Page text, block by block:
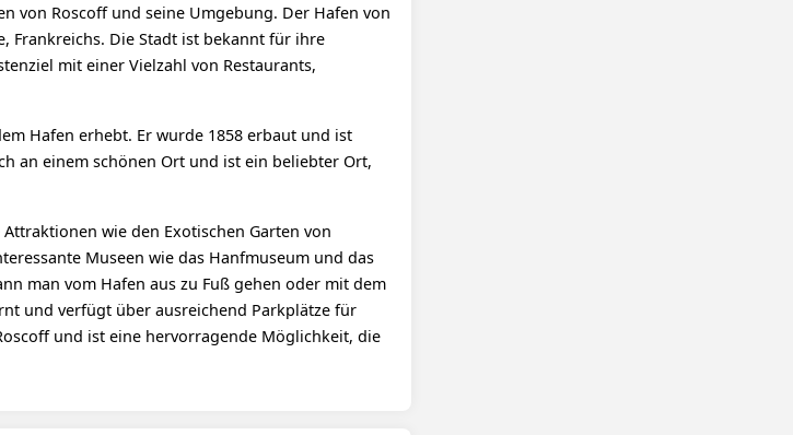
von Roscoff und seine Umgebung. Der Hafen von
Frankreichs. Die Stadt ist bekannt für ihre
mit einer Vielzahl von Restaurants,
Hafen erhebt. Er wurde 1858 erbaut und ist
an einem schönen Ort und ist ein beliebter Ort,
wie den Exotischen Garten von
Museen wie das Hanfmuseum und das
man vom Hafen aus zu Fuß gehen oder mit dem
und verfügt über ausreichend Parkplätze für
und ist eine hervorragende Möglichkeit, die